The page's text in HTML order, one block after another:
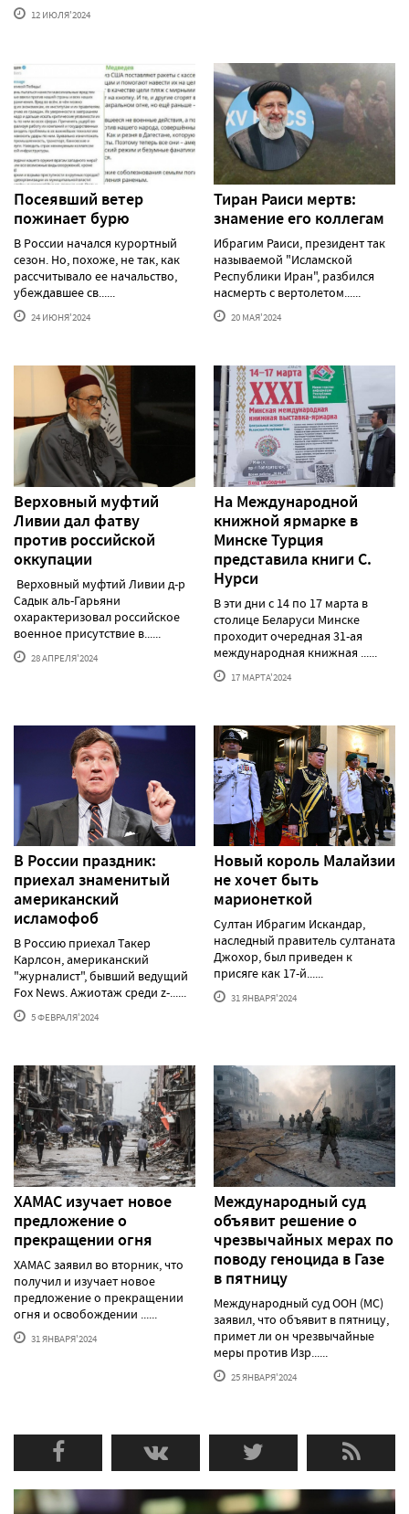
12 ИЮЛЯ'2024
Посеявший ветер
пожинает бурю
В России начался курортный
сезон. Но, похоже, не так, как
рассчитывало ее начальство,
убеждавшее св......
24 ИЮНЯ'2024
Тиран Раиси мертв:
знамение его коллегам
Ибрагим Раиси, президент так
называемой "Исламской
Республики Иран", разбился
насмерть с вертолетом......
20 МАЯ'2024
Верховный муфтий
Ливии дал фатву
против российской
оккупации
Верховный муфтий Ливии д-р
Садык аль-Гарьяни
охарактеризовал российское
военное присутствие в......
28 АПРЕЛЯ'2024
На Международной
книжной ярмарке в
Минске Турция
представила книги С.
Нурси
В эти дни с 14 по 17 марта в
столице Беларуси Минске
проходит очередная 31-ая
международная книжная ......
17 МАРТА'2024
В России праздник:
приехал знаменитый
американский
исламофоб
В Россию приехал Такер
Карлсон, американский
"журналист", бывший ведущий
Fox News. Ажиотаж среди z-......
5 ФЕВРАЛЯ'2024
Новый король Малайзии
не хочет быть
марионеткой
Султан Ибрагим Искандар,
наследный правитель султаната
Джохор, был приведен к
присяге как 17-й......
31 ЯНВАРЯ'2024
ХАМАС изучает новое
предложение о
прекращении огня
ХАМАС заявил во вторник, что
получил и изучает новое
предложение о прекращении
огня и освобождении ......
31 ЯНВАРЯ'2024
Международный суд
объявит решение о
чрезвычайных мерах по
поводу геноцида в Газе
в пятницу
Международный суд ООН (МС)
заявил, что объявит в пятницу,
примет ли он чрезвычайные
меры против Изр......
25 ЯНВАРЯ'2024